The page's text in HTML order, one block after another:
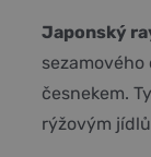
Japonský
sezamového
česnekem.
rýžovým